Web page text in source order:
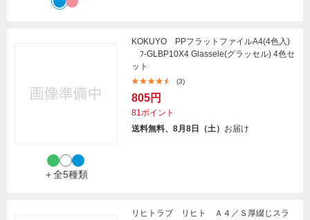
＋全5種類
KOKUYO PPフラットファイルA4(4色入)
ﾌ-GLBP10X4 Glassele(グラッセル) 4色セ
ット
(3)
805円
81ポイント
送料無料、8月8日（土） お届け
リヒトラブ リヒト Ａ４／Ｓ厚綴じスラ